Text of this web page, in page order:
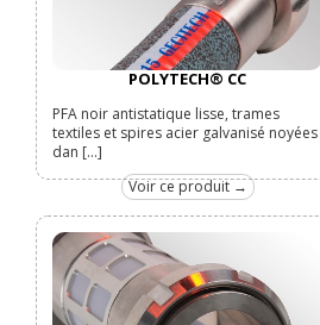
POLYTECH® CC
PFA noir antistatique lisse, trames
textiles et spires acier galvanisé noyées
dan [...]
Voir ce produit →